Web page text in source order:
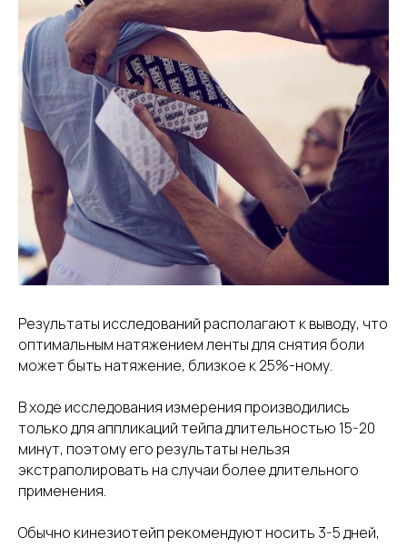
Результаты исследований располагают к выводу, что
оптимальным натяжением ленты для снятия боли
может быть натяжение, близкое к 25%-ному.
В ходе исследования измерения производились
только для аппликаций тейпа длительностью 15-20
минут, поэтому его результаты нельзя
экстраполировать на случаи более длительного
применения.
Обычно кинезиотейп рекомендуют носить 3-5 дней,